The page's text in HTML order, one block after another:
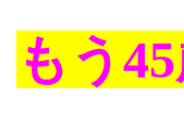
もう